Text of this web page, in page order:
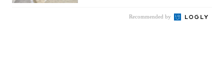
Recommended by